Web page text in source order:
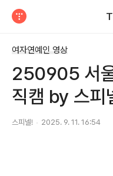
여자연예인 영상
250905 서울
직캠 by 스피
스피넬! 2025. 9. 11. 16:54